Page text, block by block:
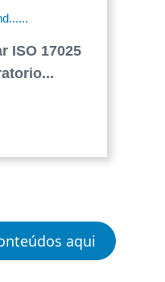
ISO 17025
aqui